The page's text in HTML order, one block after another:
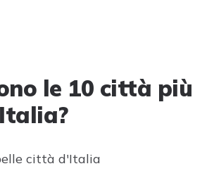
le 10 città più
città d'Italia